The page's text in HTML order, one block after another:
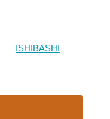
ISHIBASHI